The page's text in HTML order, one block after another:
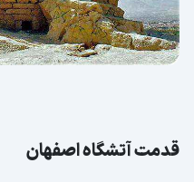
قدمت آتشگاه اصفهان